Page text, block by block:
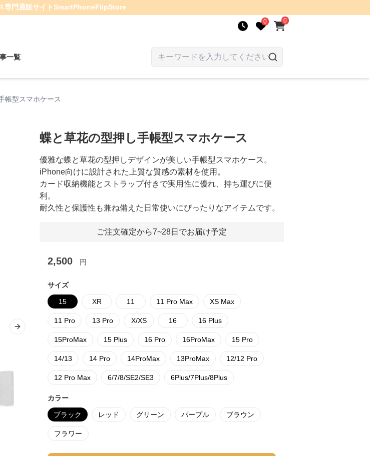
専門通販サイトSmartPhoneFlipStore
0 0
一覧
帳型スマホケース
Next slide
蝶と草花の型押し手帳型スマホケース
優雅な蝶と草花の型押しデザインが美しい手帳型スマホケース。
iPhone向けに設計された上質な質感の素材を使用。
カード収納機能とストラップ付きで実用性に優れ、持ち運びに便
利。
耐久性と保護性も兼ね備えた日常使いにぴったりなアイテムです。
ご注文確定から7~28日でお届け予定
2,500 円
サイズ
15 XR 11 11 Pro Max XS Max
11 Pro 13 Pro X/XS 16 16 Plus
15ProMax 15 Plus 16 Pro 16ProMax 15 Pro
14/13 14 Pro 14ProMax 13ProMax 12/12 Pro
12 Pro Max 6/7/8/SE2/SE3 6Plus/7Plus/8Plus
カラー
ブラック レッド グリーン パープル ブラウン
フラワー